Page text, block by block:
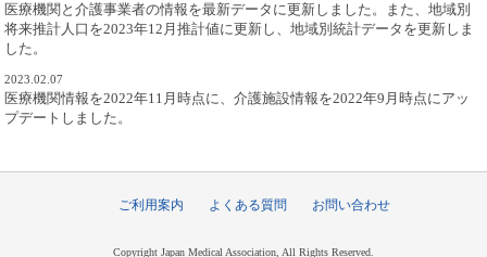
医療機関と介護事業者の情報を最新データに更新しました。また、地域別
将来推計人口を2023年12月推計値に更新し、地域別統計データを更新しま
した。
2023.02.07
医療機関情報を2022年11月時点に、介護施設情報を2022年9月時点にアッ
プデートしました。
ご利用案内 よくある質問 お問い合わせ
Copyright Japan Medical Association, All Rights Reserved.